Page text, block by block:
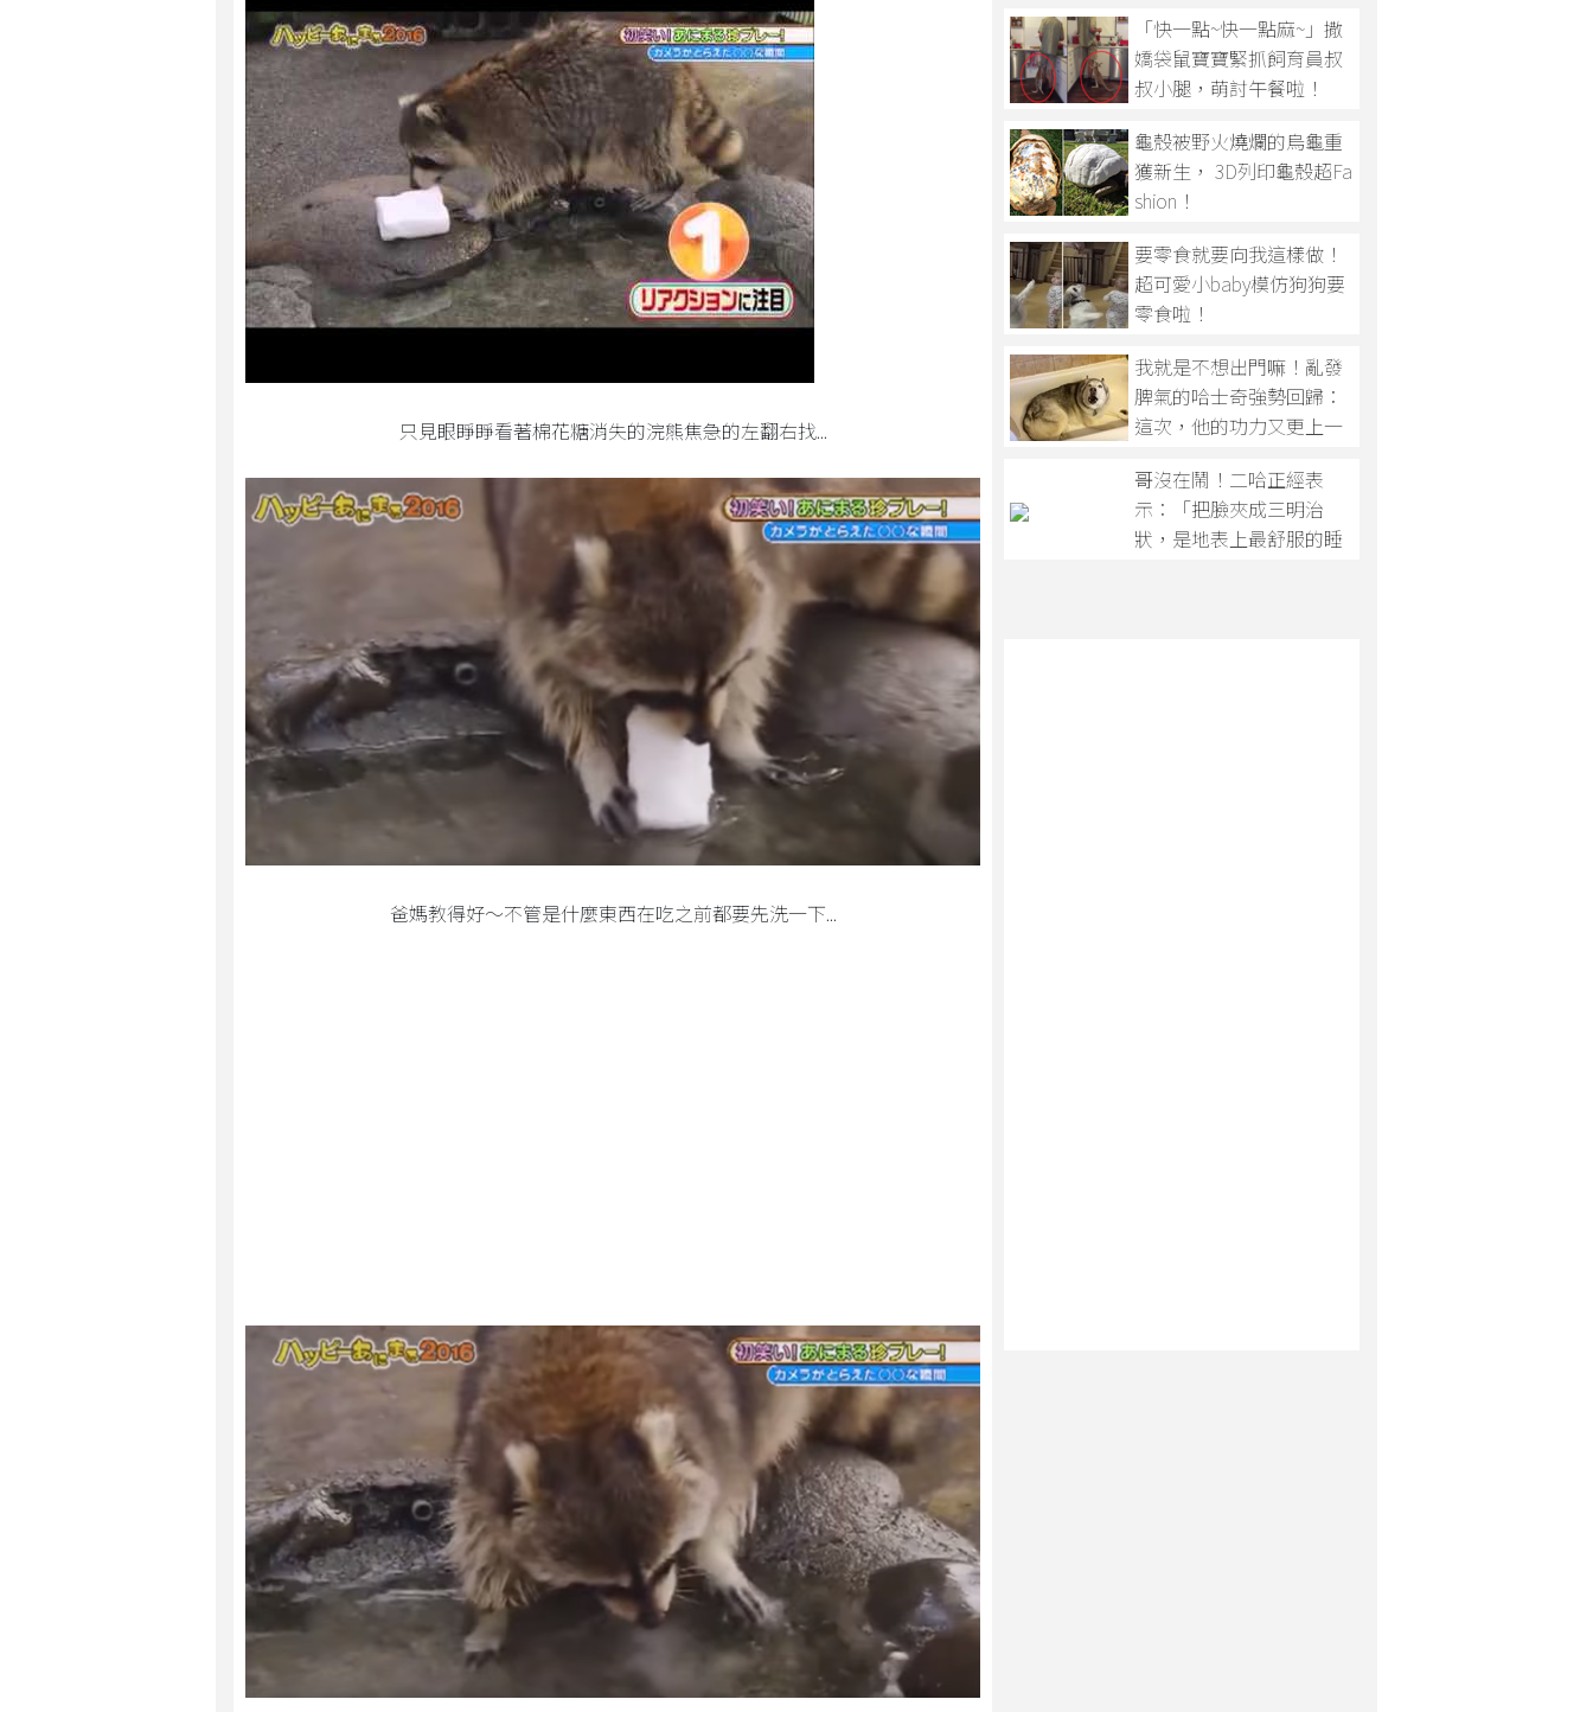
只見眼睜睜看著棉花糖消失的浣熊焦急的左翻右找...
爸媽教得好～不管是什麼東西在吃之前都要先洗一下...
「快一點~快一點麻~」撒
嬌袋鼠寶寶緊抓飼育員叔
叔小腿，萌討午餐啦！
龜殼被野火燒爛的烏龜重
獲新生， 3D列印龜殼超Fa
shion！
要零食就要向我這樣做！
超可愛小baby模仿狗狗要
零食啦！
我就是不想出門嘛！亂發
脾氣的哈士奇強勢回歸：
這次，他的功力又更上一
哥沒在鬧！二哈正經表
示：「把臉夾成三明治
狀，是地表上最舒服的睡